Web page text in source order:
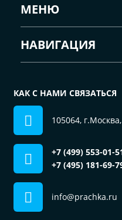
МЕНЮ
НАВИГАЦИЯ
КАК С НАМИ СВЯЗАТЬСЯ
105064,
+7 (499) 553-01-
+7 (495) 181-69-
info@prachka.ru